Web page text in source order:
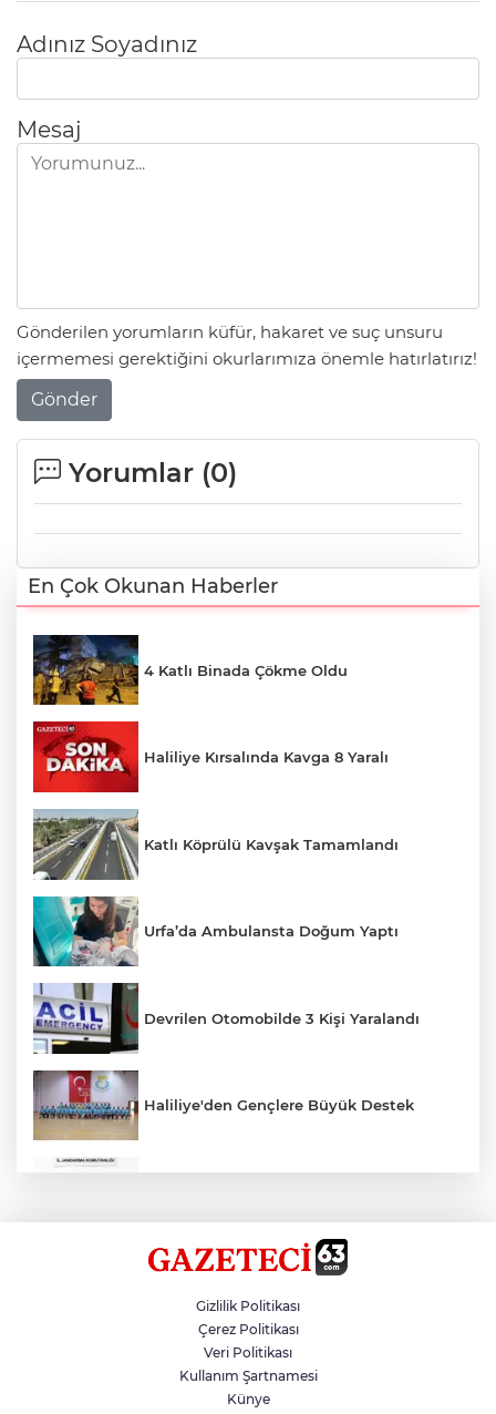
Adınız Soyadınız
Mesaj
Gönderilen yorumların küfür, hakaret ve suç unsuru
içermemesi gerektiğini okurlarımıza önemle hatırlatırız!
Gönder
Yorumlar (0)
En Çok Okunan Haberler
4 Katlı Binada Çökme Oldu
Haliliye Kırsalında Kavga 8 Yaralı
Katlı Köprülü Kavşak Tamamlandı
Urfa’da Ambulansta Doğum Yaptı
Devrilen Otomobilde 3 Kişi Yaralandı
Haliliye'den Gençlere Büyük Destek
Hikmet Başak’tan Ulaşım Çalışması
Atatürk Bulvarında Asfalt Yenileniyor
Gizlilik Politikası
Çerez Politikası
Veri Politikası
Kullanım Şartnamesi
Künye